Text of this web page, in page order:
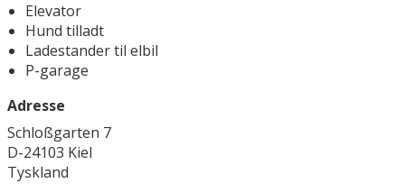
Elevator
Hund tilladt
Ladestander til elbil
P-garage
Adresse
Schloßgarten 7
D-24103 Kiel
Tyskland